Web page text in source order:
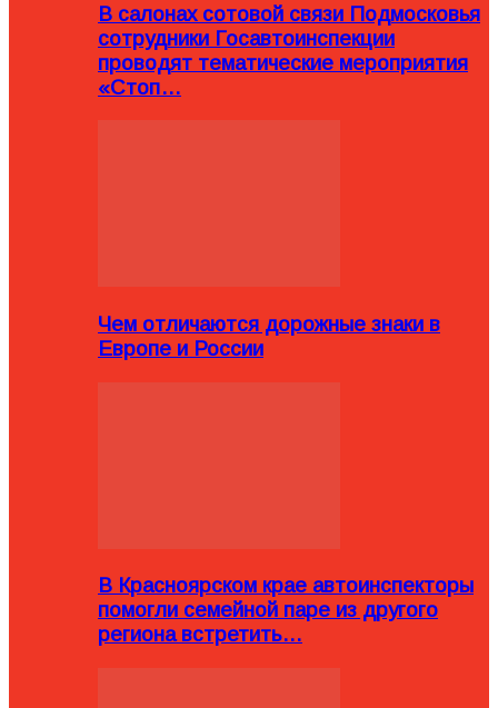
В салонах сотовой связи Подмосковья
сотрудники Госавтоинспекции
проводят тематические мероприятия
«Стоп…
Чем отличаются дорожные знаки в
Европе и России
В Красноярском крае автоинспекторы
помогли семейной паре из другого
региона встретить…